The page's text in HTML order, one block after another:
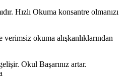
Hızlı Okuma konsantre olmanızı
verimsiz okuma alışkanlıklarından
Okul Başarınız artar.